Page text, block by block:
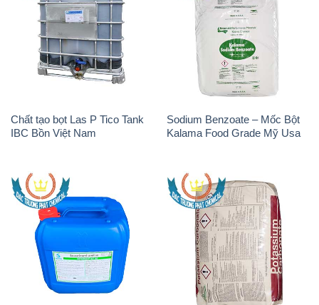
Chất tạo bọt Las P Tico Tank
IBC Bồn Việt Nam
Sodium Benzoate – Mốc Bột
Kalama Food Grade Mỹ Usa